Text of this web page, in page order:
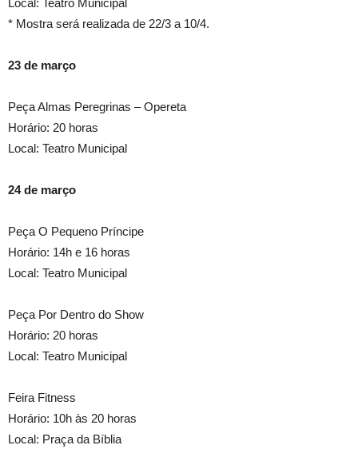
Local: Teatro Municipal
* Mostra será realizada de 22/3 a 10/4.
23 de março
Peça Almas Peregrinas – Opereta
Horário: 20 horas
Local: Teatro Municipal
24 de março
Peça O Pequeno Príncipe
Horário: 14h e 16 horas
Local: Teatro Municipal
Peça Por Dentro do Show
Horário: 20 horas
Local: Teatro Municipal
Feira Fitness
Horário: 10h às 20 horas
Local: Praça da Bíblia